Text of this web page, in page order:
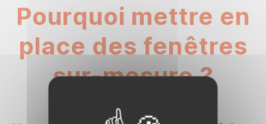
Pourquoi mettre en
place des fenêtres
sur-mesure ?